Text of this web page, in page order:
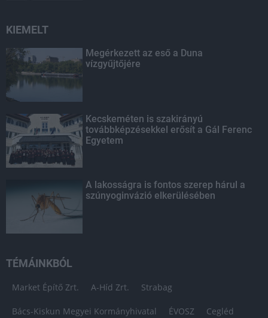
KIEMELT
Megérkezett az eső a Duna
vízgyűjtőjére
Kecskeméten is szakirányú
továbbképzésekkel erősít a Gál Ferenc
Egyetem
A lakosságra is fontos szerep hárul a
szúnyoginvázió elkerülésében
TÉMÁINKBÓL
Market Építő Zrt. A-Híd Zrt. Strabag
Bács-Kiskun Megyei Kormányhivatal ÉVOSZ Cegléd